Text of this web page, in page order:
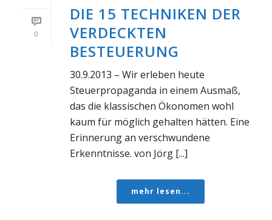
0
DIE 15 TECHNIKEN DER
VERDECKTEN
BESTEUERUNG
30.9.2013 – Wir erleben heute
Steuerpropaganda in einem Ausmaß,
das die klassischen Ökonomen wohl
kaum für möglich gehalten hätten. Eine
Erinnerung an verschwundene
Erkenntnisse. von Jörg [...]
mehr lesen...